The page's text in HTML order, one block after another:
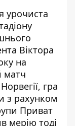
урочиста
Віктора
на
матч
гра
з рахунком
Приват
мерію тоді